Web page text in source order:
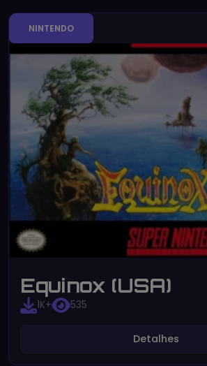
NINTENDO
Equinox (USA)
1K+ 535
Detalhes